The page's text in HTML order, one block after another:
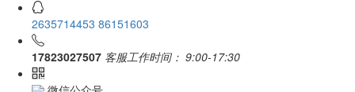
￥1900.00
2 3